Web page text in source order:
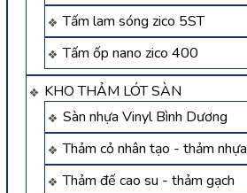
Tấm lam sóng zico 5ST
Tấm ốp nano zico 400
KHO THẢM LÓT SÀN
Sàn nhựa Vinyl Bình Dương
Thảm cỏ nhân tạo - thảm nhựa
Thảm đế cao su - thảm gạch